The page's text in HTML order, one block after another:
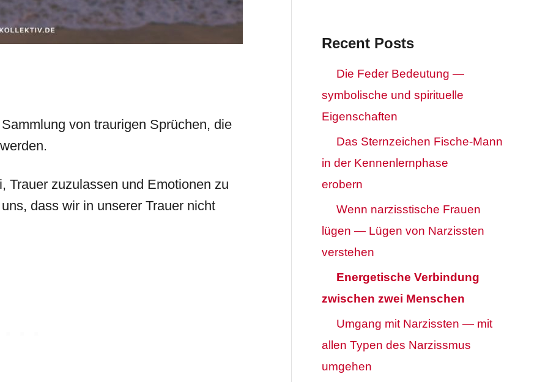
von traurigen Sprüchen, die
Trauer zuzulassen und Emotionen zu
dass wir in unserer Trauer nicht
Recent Posts
Die Feder Bedeutung —
symbolische und spirituelle
Eigenschaften
Das Sternzeichen Fische-Mann
in der Kennenlernphase
erobern
Wenn narzisstische Frauen
lügen — Lügen von Narzissten
verstehen
Energetische Verbindung
zwischen zwei Menschen
Umgang mit Narzissten — mit
allen Typen des Narzissmus
umgehen